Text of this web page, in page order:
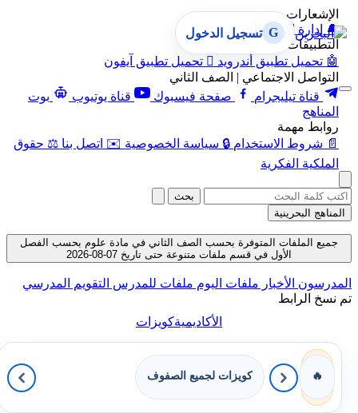
الإشعارات
🔔 إدارة الإشعارات
التطبيقات
🤖 تحميل تطبيق أندرويد  تحميل تطبيق آيفون
التواصل الاجتماعي | الصف الثاني
قناة تيليجرام
صفحة فيسبوك قناة يوتيوب
بوت
المناهج
روابط مهمة
📄 شروط الاستخدام 🔒 سياسة الخصوصية ✉️ اتصل بنا ⚖️ حقوق
الملكية الفكرية
G تسجيل الدخول
بحث
المناهج البحرينية
جميع الملفات المتوفرة بحسب الصف الثاني في مادة علوم بحسب الفصل
الأول في قسم ملفات متنوعة حتى تاريخ 07-08-2026
المدرسون الأخبار ملفات اليوم ملفات للمدرس التقويم المدرسي
تم نسخ الرابط
الأكاديميةكويزات
🔥 كويزات لجميع الصفوف